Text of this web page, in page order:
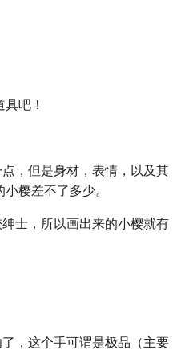
吧！
，但是身材，表情，以及其
樱差不了多少。
士，所以画出来的小樱就有
，这个手可谓是极品（主要